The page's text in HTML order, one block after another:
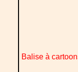
Balise à